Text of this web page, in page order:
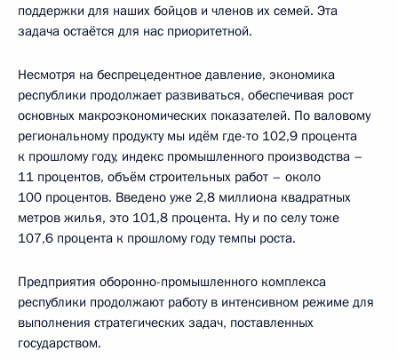
поддержки для наших бойцов и членов их семей. Эта
задача остаётся для нас приоритетной.
Несмотря на беспрецедентное давление, экономика
республики продолжает развиваться, обеспечивая рост
основных макроэкономических показателей. По валовому
региональному продукту мы идём где-то 102,9 процента
к прошлому году, индекс промышленного производства –
11 процентов, объём строительных работ – около
100 процентов. Введено уже 2,8 миллиона квадратных
метров жилья, это 101,8 процента. Ну и по селу тоже
107,6 процента к прошлому году темпы роста.
Предприятия оборонно-промышленного комплекса
республики продолжают работу в интенсивном режиме для
выполнения стратегических задач, поставленных
государством.